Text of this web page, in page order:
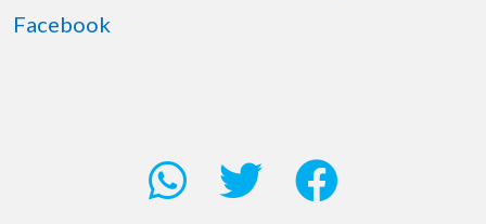
Facebook